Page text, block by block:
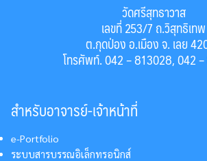
วัดศรีสุทธาวาส
เลขที่ 253/7 ถ.วิสุทธิเทพ
ต.กุดป่อง อ.เมือง จ. เลย
โทรศัพท์. 042 – 813028, 042
สำหรับอาจารย์-เจ้าหน้าที่
e-Portfolio
ระบบสารบรรณอิเล็กทรอนิกส์